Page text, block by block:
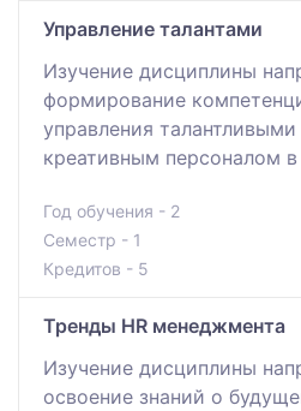
Управление талантами
Изучение дисциплины
формирование
управления
креативным персоналом в
Год обучения - 2
Семестр - 1
Кредитов - 5
Тренды HR менеджмента
Изучение дисциплины
освоение знаний о